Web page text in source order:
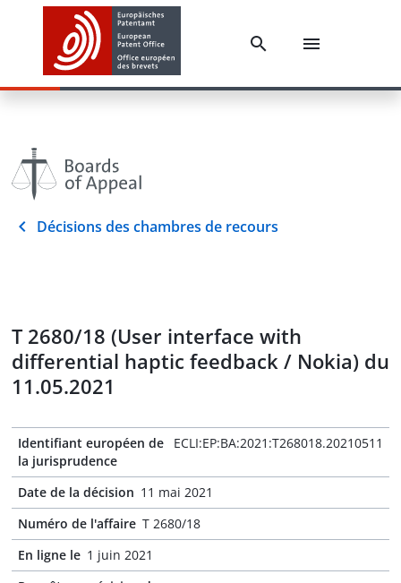
Décisions des chambres de recours
T 2680/18 (User interface with
differential haptic feedback / Nokia) du
11.05.2021
Identifiant européen de
la jurisprudence
ECLI:EP:BA:2021:T268018.20210511
Date de la décision 11 mai 2021
Numéro de l'affaire T 2680/18
En ligne le 1 juin 2021